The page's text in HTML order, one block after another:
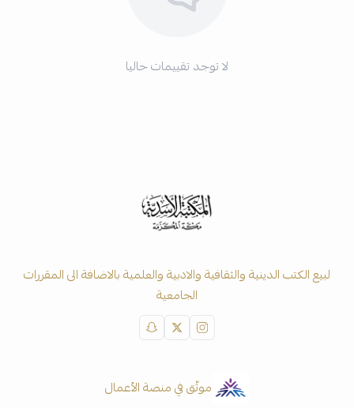
لا توجد تقييمات حاليا
لبيع الكتب الدينية والثقافية والادبية والعلمية بالاضافة الى المقررات
الجامعية
موثّق في منصة الأعمال